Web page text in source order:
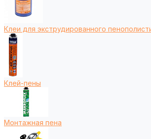
Клеи для экструдированного
Клей-пены
Монтажная пена